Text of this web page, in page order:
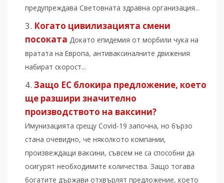
предупреждава Световната здравна организация...
Когато цивилизацията смени
посоката Докато епидемия от морбили чука на
вратата на Европа, антиваксиналните движения
набират скорост...
Защо ЕС блокира предложение, което
ще разшири значително
производството на ваксини?
Имунизацията срещу Covid-19 започна, но бързо
стана очевидно, че няколкото компании,
произвеждащи ваксини, съвсем не са способни да
осигурят необходимите количества. Защо тогава
богатите държави отхвърлят предложение, което